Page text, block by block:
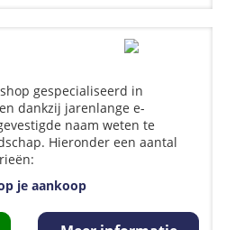
gespecialiseerd in
dankzij jarenlange e-
naam weten te
Hieronder een aantal
je aankoop